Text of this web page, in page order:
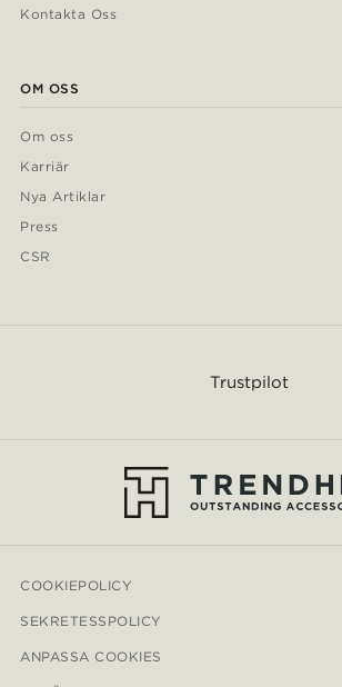
Kontakta Oss
OM OSS
Om oss
Karriär
Nya Artiklar
Press
CSR
Trustpilot
COOKIEPOLICY
SEKRETESSPOLICY
ANPASSA COOKIES